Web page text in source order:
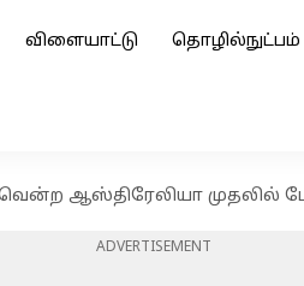
விளையாட்டு தொழில்நுட்பம்
வென்ற ஆஸ்திரேலியா முதலில்
ADVERTISEMENT